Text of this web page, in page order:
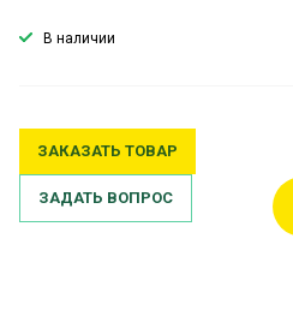
В наличии
ЗАКАЗАТЬ ТОВАР
ЗАДАТЬ ВОПРОС